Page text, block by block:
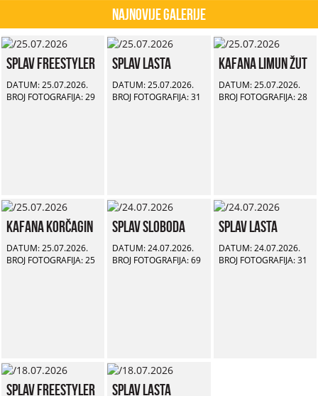
Najnovije Galerije
Splav Freestyler
DATUM: 25.07.2026.
BROJ FOTOGRAFIJA: 29
Splav Lasta
DATUM: 25.07.2026.
BROJ FOTOGRAFIJA: 31
Kafana Limun Žut
DATUM: 25.07.2026.
BROJ FOTOGRAFIJA: 28
Kafana Korčagin
DATUM: 25.07.2026.
BROJ FOTOGRAFIJA: 25
Splav Sloboda
DATUM: 24.07.2026.
BROJ FOTOGRAFIJA: 69
Splav Lasta
DATUM: 24.07.2026.
BROJ FOTOGRAFIJA: 31
Splav Freestyler Splav Lasta